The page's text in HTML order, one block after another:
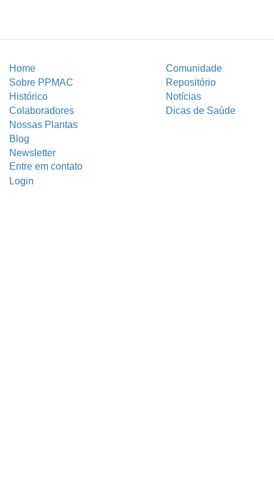
Home
Comunidade
Sobre PPMAC
Repositório
Histórico
Notícias
Colaboradores
Dicas de Saúde
Nossas Plantas
Blog
Newsletter
Entre em contato
Login